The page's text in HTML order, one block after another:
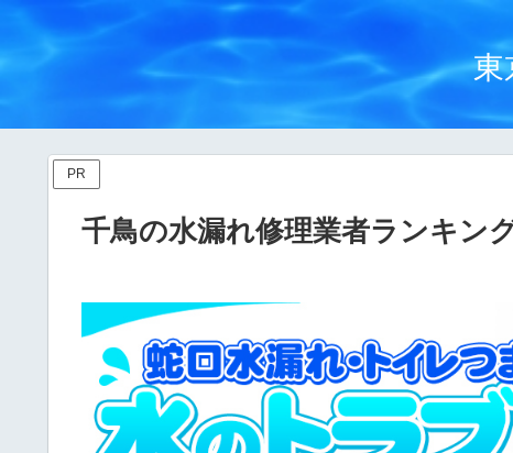
東
PR
千鳥の水漏れ修理業者ランキン